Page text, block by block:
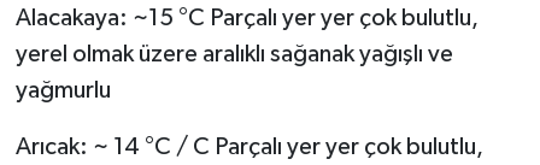
Alacakaya: ~15 °C Parçalı yer yer çok bulutlu,
yerel olmak üzere aralıklı sağanak yağışlı ve
yağmurlu
Arıcak: ~ 14 °C / C Parçalı yer yer çok bulutlu,